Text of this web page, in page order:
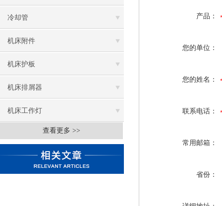
冷却管
机床附件
机床护板
机床排屑器
机床工作灯
查看更多 >>
产品：
您的单位：
您的姓名：
联系电话：
常用邮箱：
省份：